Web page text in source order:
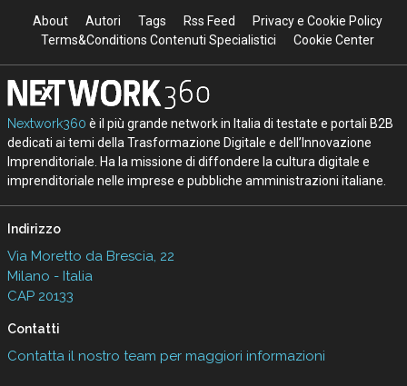
About Autori Tags Rss Feed
Privacy e Cookie Policy
Terms&Conditions Contenuti Specialistici
Cookie Center
Nextwork360 è il più grande network in Italia di testate e portali B2B
dedicati ai temi della Trasformazione Digitale e dell’Innovazione
Imprenditoriale. Ha la missione di diffondere la cultura digitale e
imprenditoriale nelle imprese e pubbliche amministrazioni italiane.
Indirizzo
Via Moretto da Brescia, 22
Milano - Italia
CAP 20133
Contatti
Contatta il nostro team per maggiori informazioni